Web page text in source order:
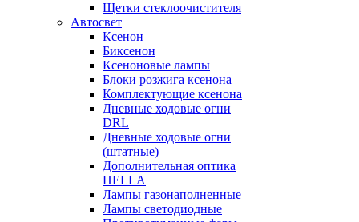
Щетки стеклоочистителя
Автосвет
Ксенон
Биксенон
Ксеноновые лампы
Блоки розжига ксенона
Комплектующие ксенона
Дневные ходовые огни
DRL
Дневные ходовые огни
(штатные)
Дополнительная оптика
HELLA
Лампы газонаполненные
Лампы светодиодные